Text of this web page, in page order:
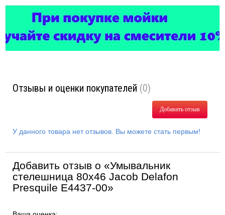
Отзывы и оценки покупателей (0)
Добавить отзыв
У данного товара нет отзывов. Вы можете стать первым!
Добавить отзыв о «Умывальник
стелешница 80х46 Jacob Delafon
Presquile E4437-00»